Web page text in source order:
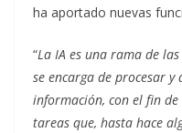
ha aportado nuevas
“La IA es una rama de
se encarga de procesar
información, con el fin
tareas que, hasta hace